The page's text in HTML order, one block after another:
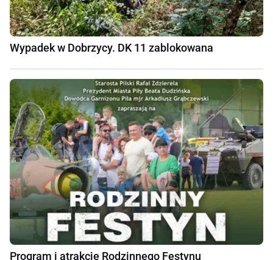
Wypadek w Dobrzycy. DK 11 zablokowana
Program i atrakcje Rodzinnego Festynu